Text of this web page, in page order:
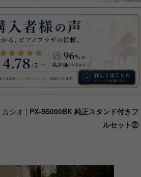
カシオ | PX-S5000BK 純正スタンド付きフ
ルセット②